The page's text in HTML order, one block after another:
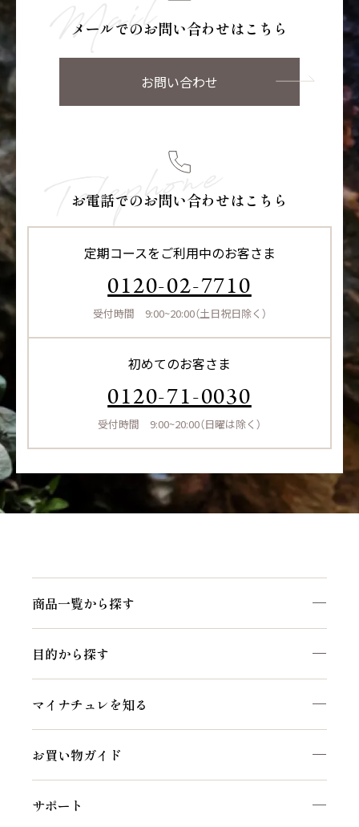
メールでのお問い合わせはこちら
お問い合わせ
お電話でのお問い合わせはこちら
定期コースをご利用中のお客さま
0120-02-7710
受付時間 9:00~20:00（土日祝日除く）
初めてのお客さま
0120-71-0030
受付時間 9:00~20:00（日曜は除く）
商品一覧から探す
目的から探す
マイナチュレを知る
お買い物ガイド
サポート